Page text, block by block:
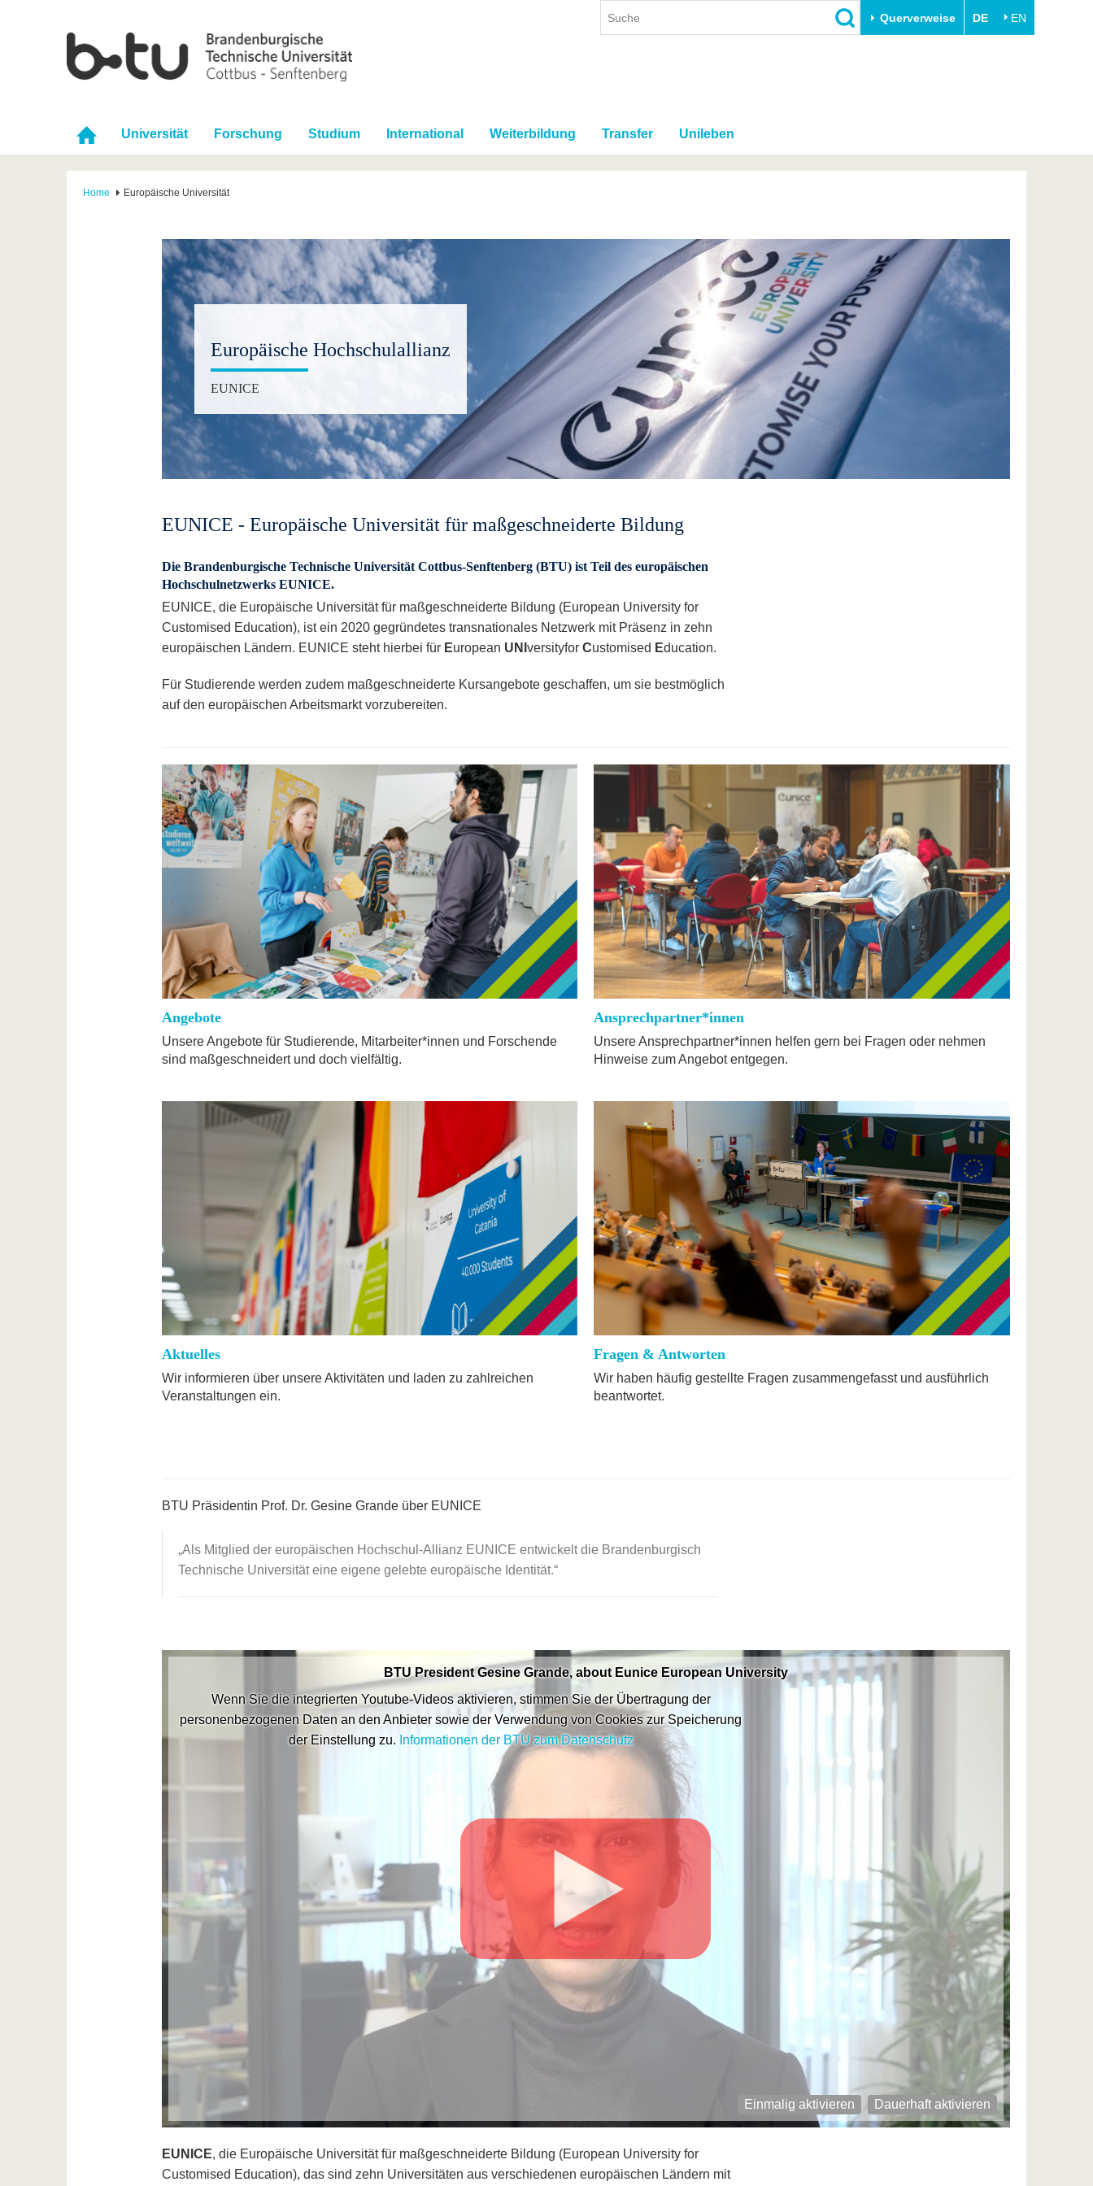
Querverweise DE EN
Universität Forschung Studium International Weiterbildung Transfer Unileben
Home Europäische Universität
Europäische Hochschulallianz
EUNICE
EUNICE - Europäische Universität für maßgeschneiderte Bildung
Die Brandenburgische Technische Universität Cottbus-Senftenberg (BTU) ist Teil des europäischen
Hochschulnetzwerks EUNICE.
EUNICE, die Europäische Universität für maßgeschneiderte Bildung (European University for
Customised Education), ist ein 2020 gegründetes transnationales Netzwerk mit Präsenz in zehn
europäischen Ländern. EUNICE steht hierbei für European UNI versityfor Customised Education.
Für Studierende werden zudem maßgeschneiderte Kursangebote geschaffen, um sie bestmöglich
auf den europäischen Arbeitsmarkt vorzubereiten.
Angebote
Unsere Angebote für Studierende, Mitarbeiter*innen und Forschende
sind maßgeschneidert und doch vielfältig.
Ansprechpartner*innen
Unsere Ansprechpartner*innen helfen gern bei Fragen oder nehmen
Hinweise zum Angebot entgegen.
Aktuelles
Wir informieren über unsere Aktivitäten und laden zu zahlreichen
Veranstaltungen ein.
Fragen & Antworten
Wir haben häufig gestellte Fragen zusammengefasst und ausführlich
beantwortet.
BTU Präsidentin Prof. Dr. Gesine Grande über EUNICE
Als Mitglied der europäischen Hochschul-Allianz EUNICE entwickelt die Brandenburgisch
Technische Universität eine eigene gelebte europäische Identität.
BTU President Gesine Grande, about Eunice European University
Wenn Sie die integrierten Youtube-Videos aktivieren, stimmen Sie der Übertragung der
personenbezogenen Daten an den Anbieter sowie der Verwendung von Cookies zur Speicherung
der Einstellung zu. Informationen der BTU zum Datenschutz
Einmalig aktivieren Dauerhaft aktivieren
EUNICE, die Europäische Universität für maßgeschneiderte Bildung (European University for
Customised Education), das sind zehn Universitäten aus verschiedenen europäischen Ländern mit